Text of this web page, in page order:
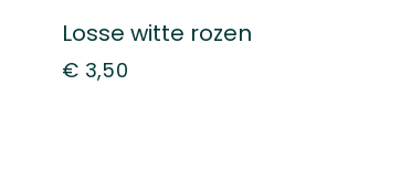
Losse witte rozen
€ 3,50